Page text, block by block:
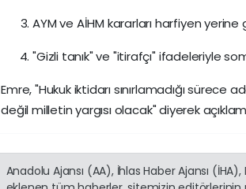
AYM ve AİHM kararları harfiyen yerine
"Gizli tanık" ve "itirafçı" ifadeleriyle
Emre, "Hukuk iktidarı sınırlamadığı sürece
değil milletin yargısı olacak" diyerek
Anadolu Ajansı (AA), İhlas Haber Ajansı